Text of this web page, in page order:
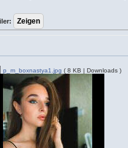
p_m_boxnastya1.jpg ( 8 KB | Downloads )